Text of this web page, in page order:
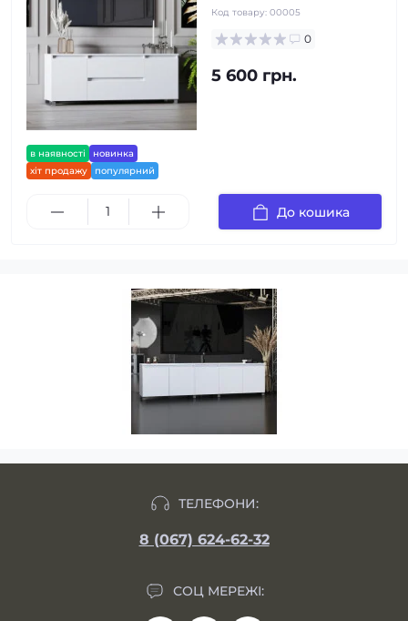
в наявності
новинка
хіт продажу
популярний
Код товару: 00005
0
5 600 грн.
До кошика
ТЕЛЕФОНИ:
8 (067) 624-62-32
СОЦ МЕРЕЖІ: